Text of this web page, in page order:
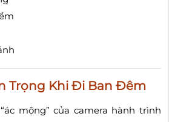
Trọng Khi Đi Ban Đêm
mộng” của camera hành trình